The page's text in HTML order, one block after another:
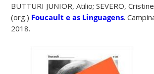
BUTTURI JUNIOR, Atilio; SEVERO,
(org.) Foucault e as Linguagens.
2018.